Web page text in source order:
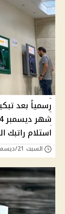
رسمياً بعد
استلام راتبك
السبت 21/ديسمبر/2024 - 02:31 ص